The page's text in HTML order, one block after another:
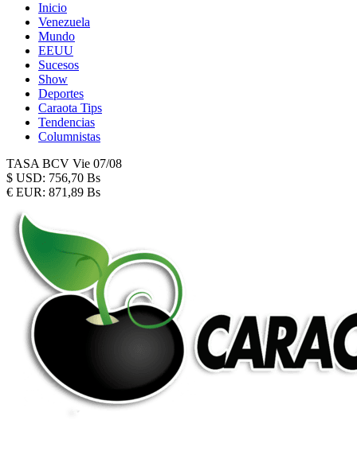
Inicio
Venezuela
Mundo
EEUU
Sucesos
Show
Deportes
Caraota Tips
Tendencias
Columnistas
TASA BCV Vie 07/08
$ USD: 756,70 Bs
€ EUR: 871,89 Bs